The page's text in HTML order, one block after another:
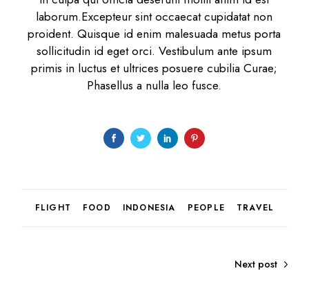
laborum.Excepteur sint occaecat cupidatat non
proident. Quisque id enim malesuada metus porta
sollicitudin id eget orci. Vestibulum ante ipsum
primis in luctus et ultrices posuere cubilia Curae;
Phasellus a nulla leo fusce.
FLIGHT FOOD INDONESIA PEOPLE TRAVEL
Next post